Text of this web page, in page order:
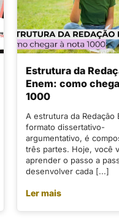
Estrutura da
Enem: como
1000
A estrutura da Redação
formato dissertativo-
argumentativo, é
três partes. Hoje, você
aprender o passo a
desenvolver cada [...]
Ler mais